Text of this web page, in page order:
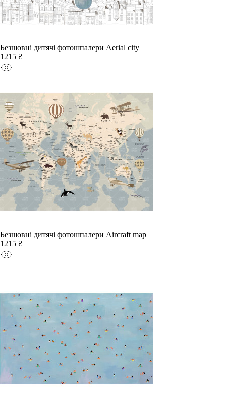
Безшовні дитячі фотошпалери Aerial city
1215 ₴
Безшовні дитячі фотошпалери Aircraft map
1215 ₴